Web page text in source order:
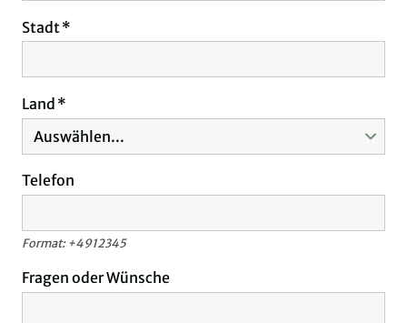
Stadt
Land
Telefon
Format: +4912345
Fragen oder Wünsche